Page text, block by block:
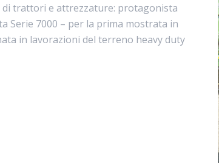
trattori e attrezzature: protagonista
Serie 7000 – per la prima mostrata in
in lavorazioni del terreno heavy duty